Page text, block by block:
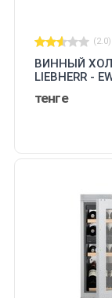
(2.0)
ВИННЫЙ
LIEBHERR -
тенге